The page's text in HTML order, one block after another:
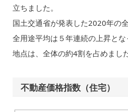
立ちました。
国土交通省が発表した2020年の
全用途平均は５年連続の上昇と
地点は、全体の約4割を占めました
不動産価格指数（住宅）